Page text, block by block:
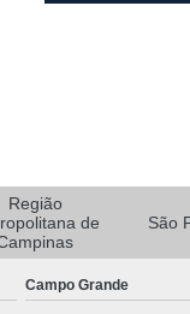
Corrimão
Corrimão
Inox de Parede
Região
de
São
Campo Grande